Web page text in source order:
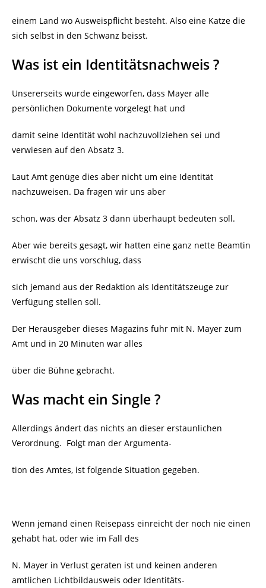
einem Land wo Ausweispflicht besteht. Also eine Katze die
sich selbst in den Schwanz beisst.
Was ist ein Identitätsnachweis ?
Unsererseits wurde eingeworfen, dass Mayer alle
persönlichen Dokumente vorgelegt hat und
damit seine Identität wohl nachzuvollziehen sei und
verwiesen auf den Absatz 3.
Laut Amt genüge dies aber nicht um eine Identität
nachzuweisen. Da fragen wir uns aber
schon, was der Absatz 3 dann überhaupt bedeuten soll.
Aber wie bereits gesagt, wir hatten eine ganz nette Beamtin
erwischt die uns vorschlug, dass
sich jemand aus der Redaktion als Identitätszeuge zur
Verfügung stellen soll.
Der Herausgeber dieses Magazins fuhr mit N. Mayer zum
Amt und in 20 Minuten war alles
über die Bühne gebracht.
Was macht ein Single ?
Allerdings ändert das nichts an dieser erstaunlichen
Verordnung. Folgt man der Argumenta-
tion des Amtes, ist folgende Situation gegeben.
Wenn jemand einen Reisepass einreicht der noch nie einen
gehabt hat, oder wie im Fall des
N. Mayer in Verlust geraten ist und keinen anderen
amtlichen Lichtbildausweis oder Identitäts-